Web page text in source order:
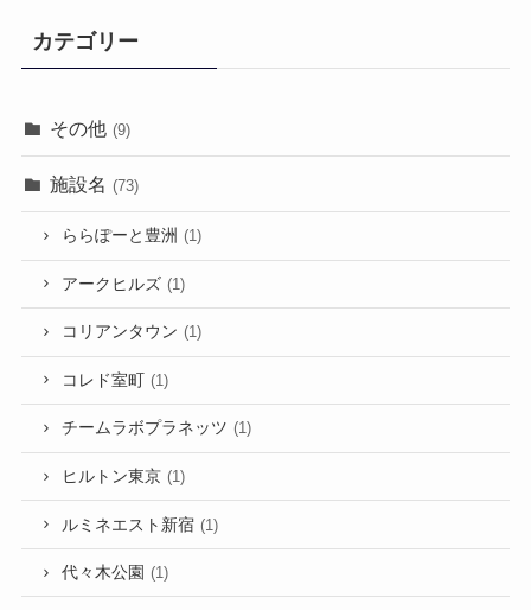
カテゴリー
その他 (9)
施設名 (73)
ららぽーと豊洲 (1)
アークヒルズ (1)
コリアンタウン (1)
コレド室町 (1)
チームラボプラネッツ (1)
ヒルトン東京 (1)
ルミネエスト新宿 (1)
代々木公園 (1)